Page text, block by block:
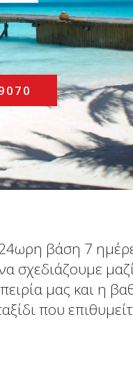
βάση 7
σχεδιάζουμε μαζί
μας και η
που